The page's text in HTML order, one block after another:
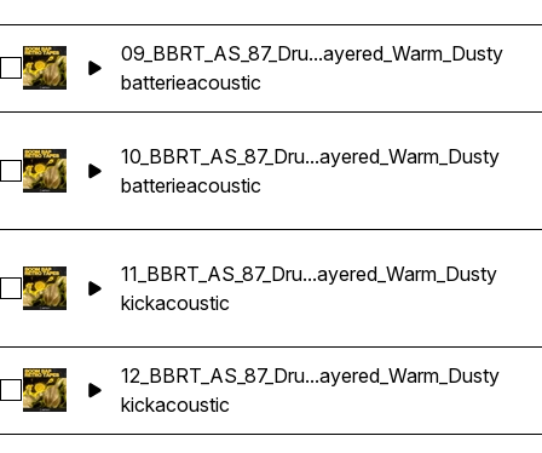
Sélectionnez
09_BBRT_AS_87_Dru...ayered_Warm_Dusty
batterieacoustic
Sélectionnez
10_BBRT_AS_87_Dru...ayered_Warm_Dusty
batterieacoustic
Sélectionnez
11_BBRT_AS_87_Dru...ayered_Warm_Dusty
kickacoustic
Sélectionnez
12_BBRT_AS_87_Dru...ayered_Warm_Dusty
kickacoustic